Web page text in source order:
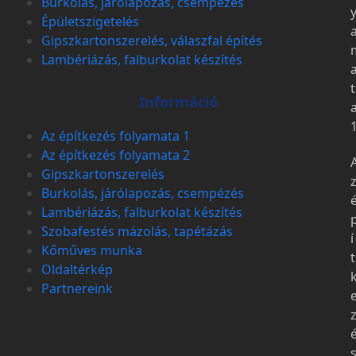
Épületszigetelés
Gipszkartonszerelés, válaszfal építés
Lambériázás, falburkolat készítés
Információ
Az építkezés folyamata 1
Az építkezés folyamata 2
Gipszkartonszerelés
Burkolás, járólapozás, csempézés
Lambériázás, falburkolat készítés
Szobafestés mázolás, tapétázás
Kőműves munka
Oldaltérkép
Partnereink
y
t
z
í
t
z